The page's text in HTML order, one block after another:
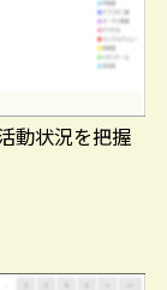
動状況を把握